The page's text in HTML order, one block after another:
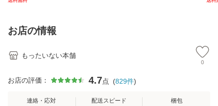
恵 藤本幸三 / 南江
堂 [単行
お店の情報
もったいない本舗
0
お店の評価： 4.7点 (829件)
連絡・応対 配送スピード 梱包